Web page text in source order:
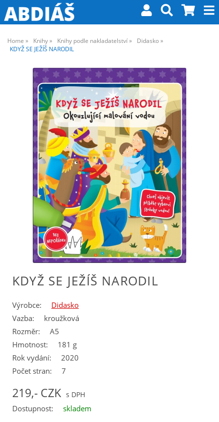
Home Knihy Knihy podle nakladatelství
Didasko
KDYŽ SE JEŽÍŠ NARODIL
KDYŽ SE JEŽÍŠ NARODIL
Výrobce:
Didasko
Vazba:
kroužková
Rozměr:
A5
Hmotnost:
181 g
Rok vydání:
2020
Počet stran:
7
219,- CZK
Dostupnost: skladem